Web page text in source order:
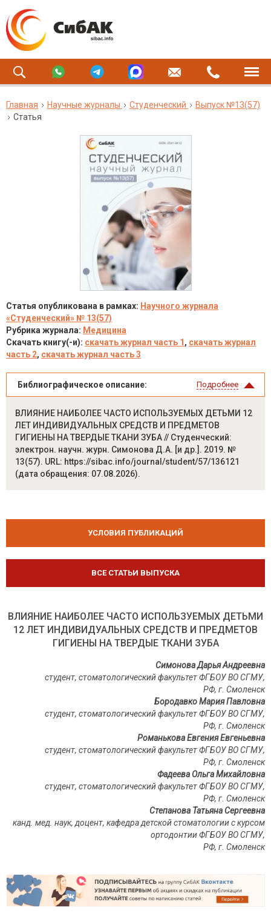
Главная Научные журналы Студенческий
Выпуск №13(57)
Статья
Статья опубликована в рамках: Научного журнала
«Студенческий» № 13(57)
Рубрика журнала: Медицина
Скачать книгу(-и): скачать журнал часть 1 , скачать журнал
часть 2, скачать журнал часть 3
Библиографическое описание: Подробнее
ВЛИЯНИЕ НАИБОЛЕЕ ЧАСТО ИСПОЛЬЗУЕМЫХ ДЕТЬМИ 12
ЛЕТ ИНДИВИДУАЛЬНЫХ СРЕДСТВ И ПРЕДМЕТОВ
ГИГИЕНЫ НА ТВЕРДЫЕ ТКАНИ ЗУБА // Студенческий:
электрон. научн. журн. Симонова Д.А. [и др.]. 2019. №
13(57). URL: https://sibac.info/journal/student/57/136121
(дата обращения: 07.08.2026).
УСЛОВИЯ ПУБЛИКАЦИЙ
ВСЕ СТАТЬИ ВЫПУСКА
ВЛИЯНИЕ НАИБОЛЕЕ ЧАСТО ИСПОЛЬЗУЕМЫХ ДЕТЬМИ
12 ЛЕТ ИНДИВИДУАЛЬНЫХ СРЕДСТВ И ПРЕДМЕТОВ
ГИГИЕНЫ НА ТВЕРДЫЕ ТКАНИ ЗУБА
Симонова Дарья Андреевна
студент, стоматологический факультет ФГБОУ ВО СГМУ,
РФ, г. Смоленск
Бородавко Мария Павловна
студент, стоматологический факультет ФГБОУ ВО СГМУ,
РФ, г. Смоленск
Романькова Евгения Евгеньевна
студент, стоматологический факультет ФГБОУ ВО СГМУ,
РФ, г. Смоленск
Фадеева Ольга Михайловна
студент, стоматологический факультет ФГБОУ ВО СГМУ,
РФ, г. Смоленск
Степанова Татьяна Сергеевна
канд. мед. наук, доцент, кафедра детской стоматологии с курсом
ортодонтии ФГБОУ ВО СГМУ,
РФ, г. Смоленск